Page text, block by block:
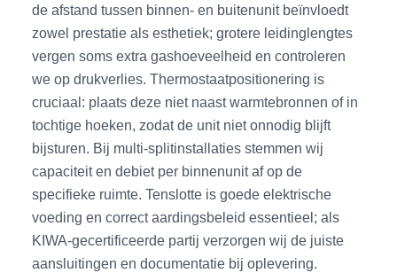
de afstand tussen binnen- en buitenunit beïnvloedt
zowel prestatie als esthetiek; grotere leidinglengtes
vergen soms extra gashoeveelheid en controleren
we op drukverlies. Thermostaatpositionering is
cruciaal: plaats deze niet naast warmtebronnen of in
tochtige hoeken, zodat de unit niet onnodig blijft
bijsturen. Bij multi-splitinstallaties stemmen wij
capaciteit en debiet per binnenunit af op de
specifieke ruimte. Tenslotte is goede elektrische
voeding en correct aardingsbeleid essentieel; als
KIWA-gecertificeerde partij verzorgen wij de juiste
aansluitingen en documentatie bij oplevering.